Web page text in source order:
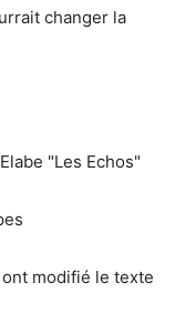
changer la
"Les Echos"
modifié le texte